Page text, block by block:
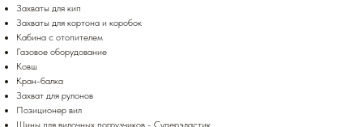
Захваты для кип
Захваты для кортона и коробок
Кабина с отопителем
Газовое оборудование
Ковш
Кран-балка
Захват для рулонов
Позиционер вил
Шины для вилочных погрузчиков - Суперэластик